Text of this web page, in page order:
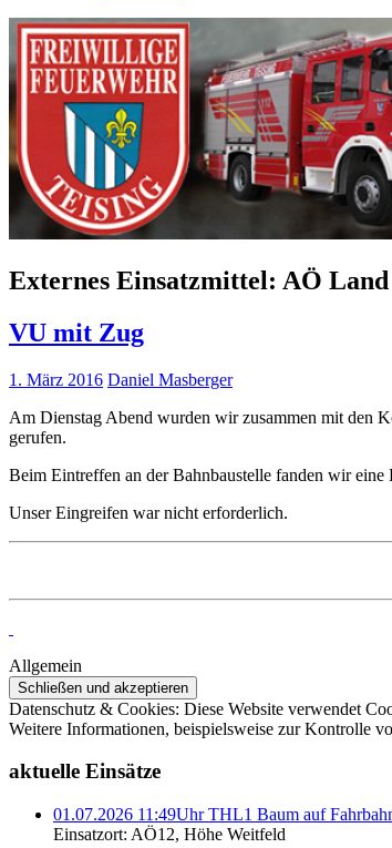
Externes Einsatzmittel: AÖ Land
VU mit Zug
1. März 2016 Daniel Masberger
Am Dienstag Abend wurden wir zusammen mit den
gerufen.
Beim Eintreffen an der Bahnbaustelle fanden wir eine
Unser Eingreifen war nicht erforderlich.
Allgemein
Datenschutz & Cookies: Diese Website verwendet
Weitere Informationen, beispielsweise zur Kontrolle
aktuelle Einsätze
01.07.2026 11:49Uhr THL1 Baum auf
Einsatzort: AÖ12, Höhe Weitfeld